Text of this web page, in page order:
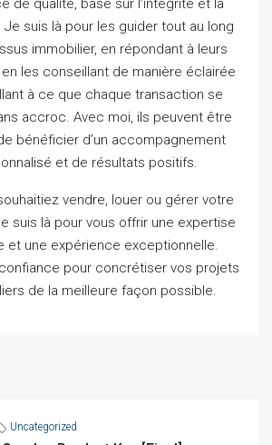
de qualité, basé sur l’intégrité et la
Je suis là pour les guider tout au long
immobilier, en répondant à leurs
les conseillant de manière éclairée
à ce que chaque transaction se
accroc. Avec moi, ils peuvent être
bénéficier d’un accompagnement
et de résultats positifs.
vendre, louer ou gérer votre
suis là pour vous offrir une expertise
et une expérience exceptionnelle.
pour concrétiser vos projets
de la meilleure façon possible.
Uncategorized